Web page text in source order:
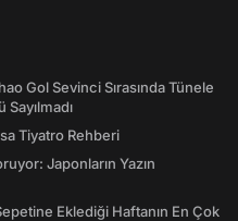
Gol Sevinci Sırasında Tünele
Tiyatro Rehberi
Japonların Yazın
Eklediği Haftanın En Çok